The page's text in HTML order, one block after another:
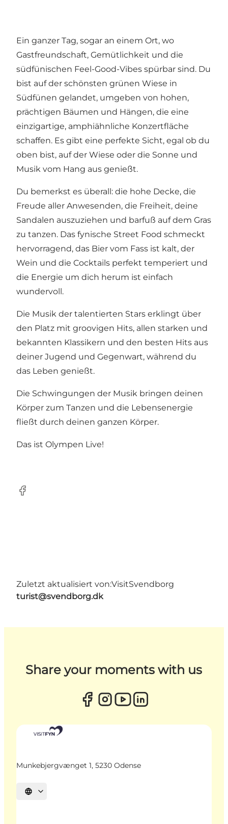
Ein ganzer Tag, sogar an einem Ort, wo
Gastfreundschaft, Gemütlichkeit und die
südfünischen Feel-Good-Vibes spürbar sind. Du
bist auf der schönsten grünen Wiese in
Südfünen gelandet, umgeben von hohen,
prächtigen Bäumen und Hängen, die eine
einzigartige, amphiähnliche Konzertfläche
schaffen. Es gibt eine perfekte Sicht, egal ob du
oben bist, auf der Wiese oder die Sonne und
Musik vom Hang aus genießt.
Du bemerkst es überall: die hohe Decke, die
Freude aller Anwesenden, die Freiheit, deine
Sandalen auszuziehen und barfuß auf dem Gras
zu tanzen. Das fynische Street Food schmeckt
hervorragend, das Bier vom Fass ist kalt, der
Wein und die Cocktails perfekt temperiert und
die Energie um dich herum ist einfach
wundervoll.
Die Musik der talentierten Stars erklingt über
den Platz mit groovigen Hits, allen starken und
bekannten Klassikern und den besten Hits aus
deiner Jugend und Gegenwart, während du
das Leben genießt.
Die Schwingungen der Musik bringen deinen
Körper zum Tanzen und die Lebensenergie
fließt durch deinen ganzen Körper.
Das ist Olympen Live!
Facebook
Zuletzt aktualisiert von:VisitSvendborg
turist@svendborg.dk
Share your moments with us
Munkebjergvænget 1, 5230 Odense
Sprache auswählen